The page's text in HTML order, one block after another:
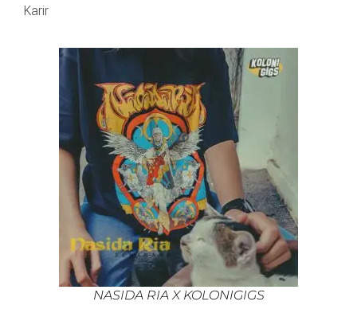
Karir
NASIDA RIA X KOLONIGIGS